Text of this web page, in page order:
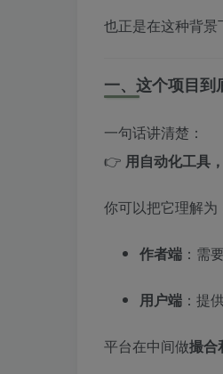
也正是在这种背景
一、这个项目到
一句话讲清楚：
👉 用自动化工具
你可以把它理解为
作者端 ：需
用户端 ：提
平台在中间做撮合